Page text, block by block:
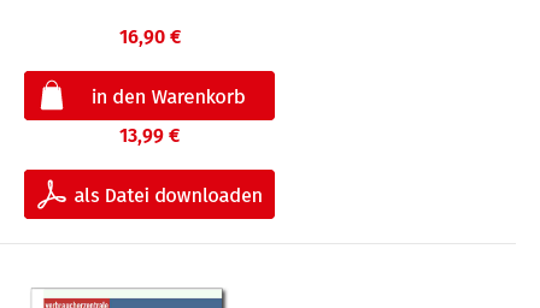
16,90 €
13,99 €